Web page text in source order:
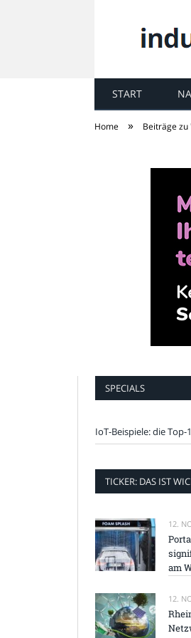
START
Home » Beiträge zu
SPECIALS
IoT-Beispiele: die Top-
TICKER: DAS IST
12.
am
12.